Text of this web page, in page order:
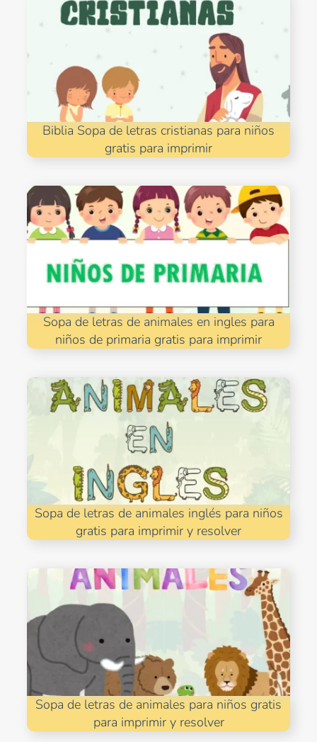
Biblia Sopa de letras cristianas para niños
gratis para imprimir
Sopa de letras de animales en ingles para
niños de primaria gratis para imprimir
Sopa de letras de animales inglés para niños
gratis para imprimir y resolver
Sopa de letras de animales para niños gratis
para imprimir y resolver